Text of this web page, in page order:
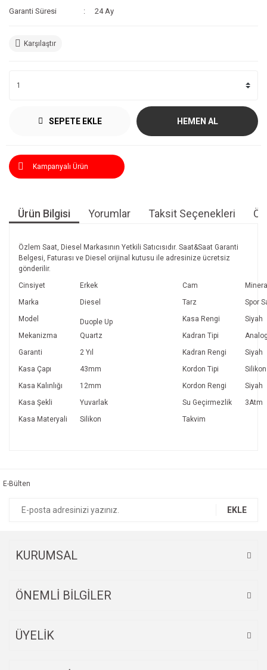
Garanti Süresi 24 Ay
Karşılaştır
SEPETE EKLE HEMEN AL
Kampanyalı Ürün
Ürün Bilgisi Yorumlar Taksit Seçenekleri
Özlem Saat, Diesel Markasının Yetkili Satıcısıdır. Saat&Saat Garanti
Belgesi, Faturası ve Diesel orijinal kutusu ile adresinize ücretsiz
gönderilir.
Cinsiyet
Erkek Cam
Marka
Diesel Tarz
Spor
Model
Duople Up Kasa Rengi
Siyah
Mekanizma
Quartz Kadran Tipi
Garanti
2 Yıl Kadran Rengi
Siyah
Kasa Çapı
43mm Kordon Tipi
Silikon
Kasa Kalınlığı
12mm Kordon Rengi
Siyah
Kasa Şekli
Yuvarlak Su Geçirmezlik
3Atm
Kasa Materyali
Silikon Takvim
Ürün fiyatı diğer sitelerden daha pahalı.
E-Bülten
EKLE
KURUMSAL
ÖNEMLİ BİLGİLER
ÜYELİK